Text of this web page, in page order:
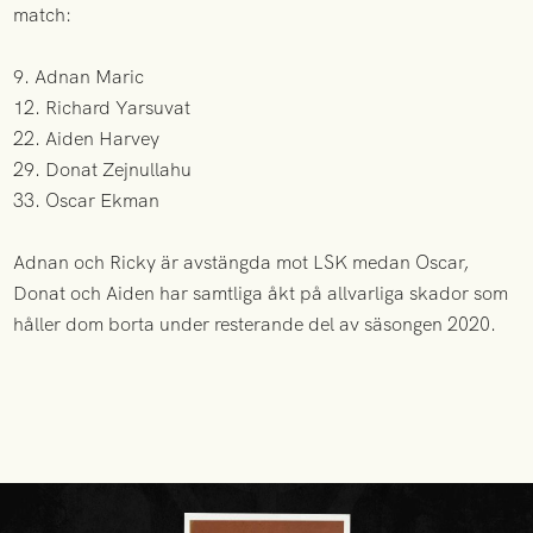
match:
9. Adnan Maric
12. Richard Yarsuvat
22. Aiden Harvey
29. Donat Zejnullahu
33. Oscar Ekman
Adnan och Ricky är avstängda mot LSK medan Oscar,
Donat och Aiden har samtliga åkt på allvarliga skador som
håller dom borta under resterande del av säsongen 2020.